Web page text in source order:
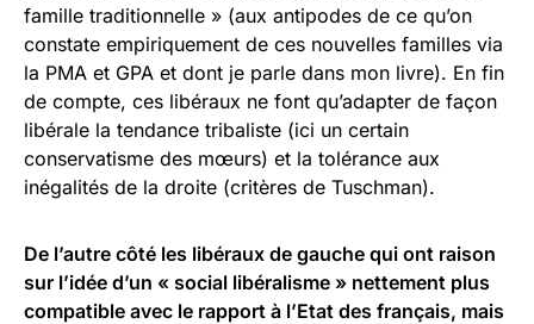
famille traditionnelle » (aux antipodes de ce qu’on
constate empiriquement de ces nouvelles familles via
la PMA et GPA et dont je parle dans mon livre). En fin
de compte, ces libéraux ne font qu’adapter de façon
libérale la tendance tribaliste (ici un certain
conservatisme des mœurs) et la tolérance aux
inégalités de la droite (critères de Tuschman).
De l’autre côté les libéraux de gauche qui ont raison
sur l’idée d’un « social libéralisme » nettement plus
compatible avec le rapport à l’Etat des français, mais